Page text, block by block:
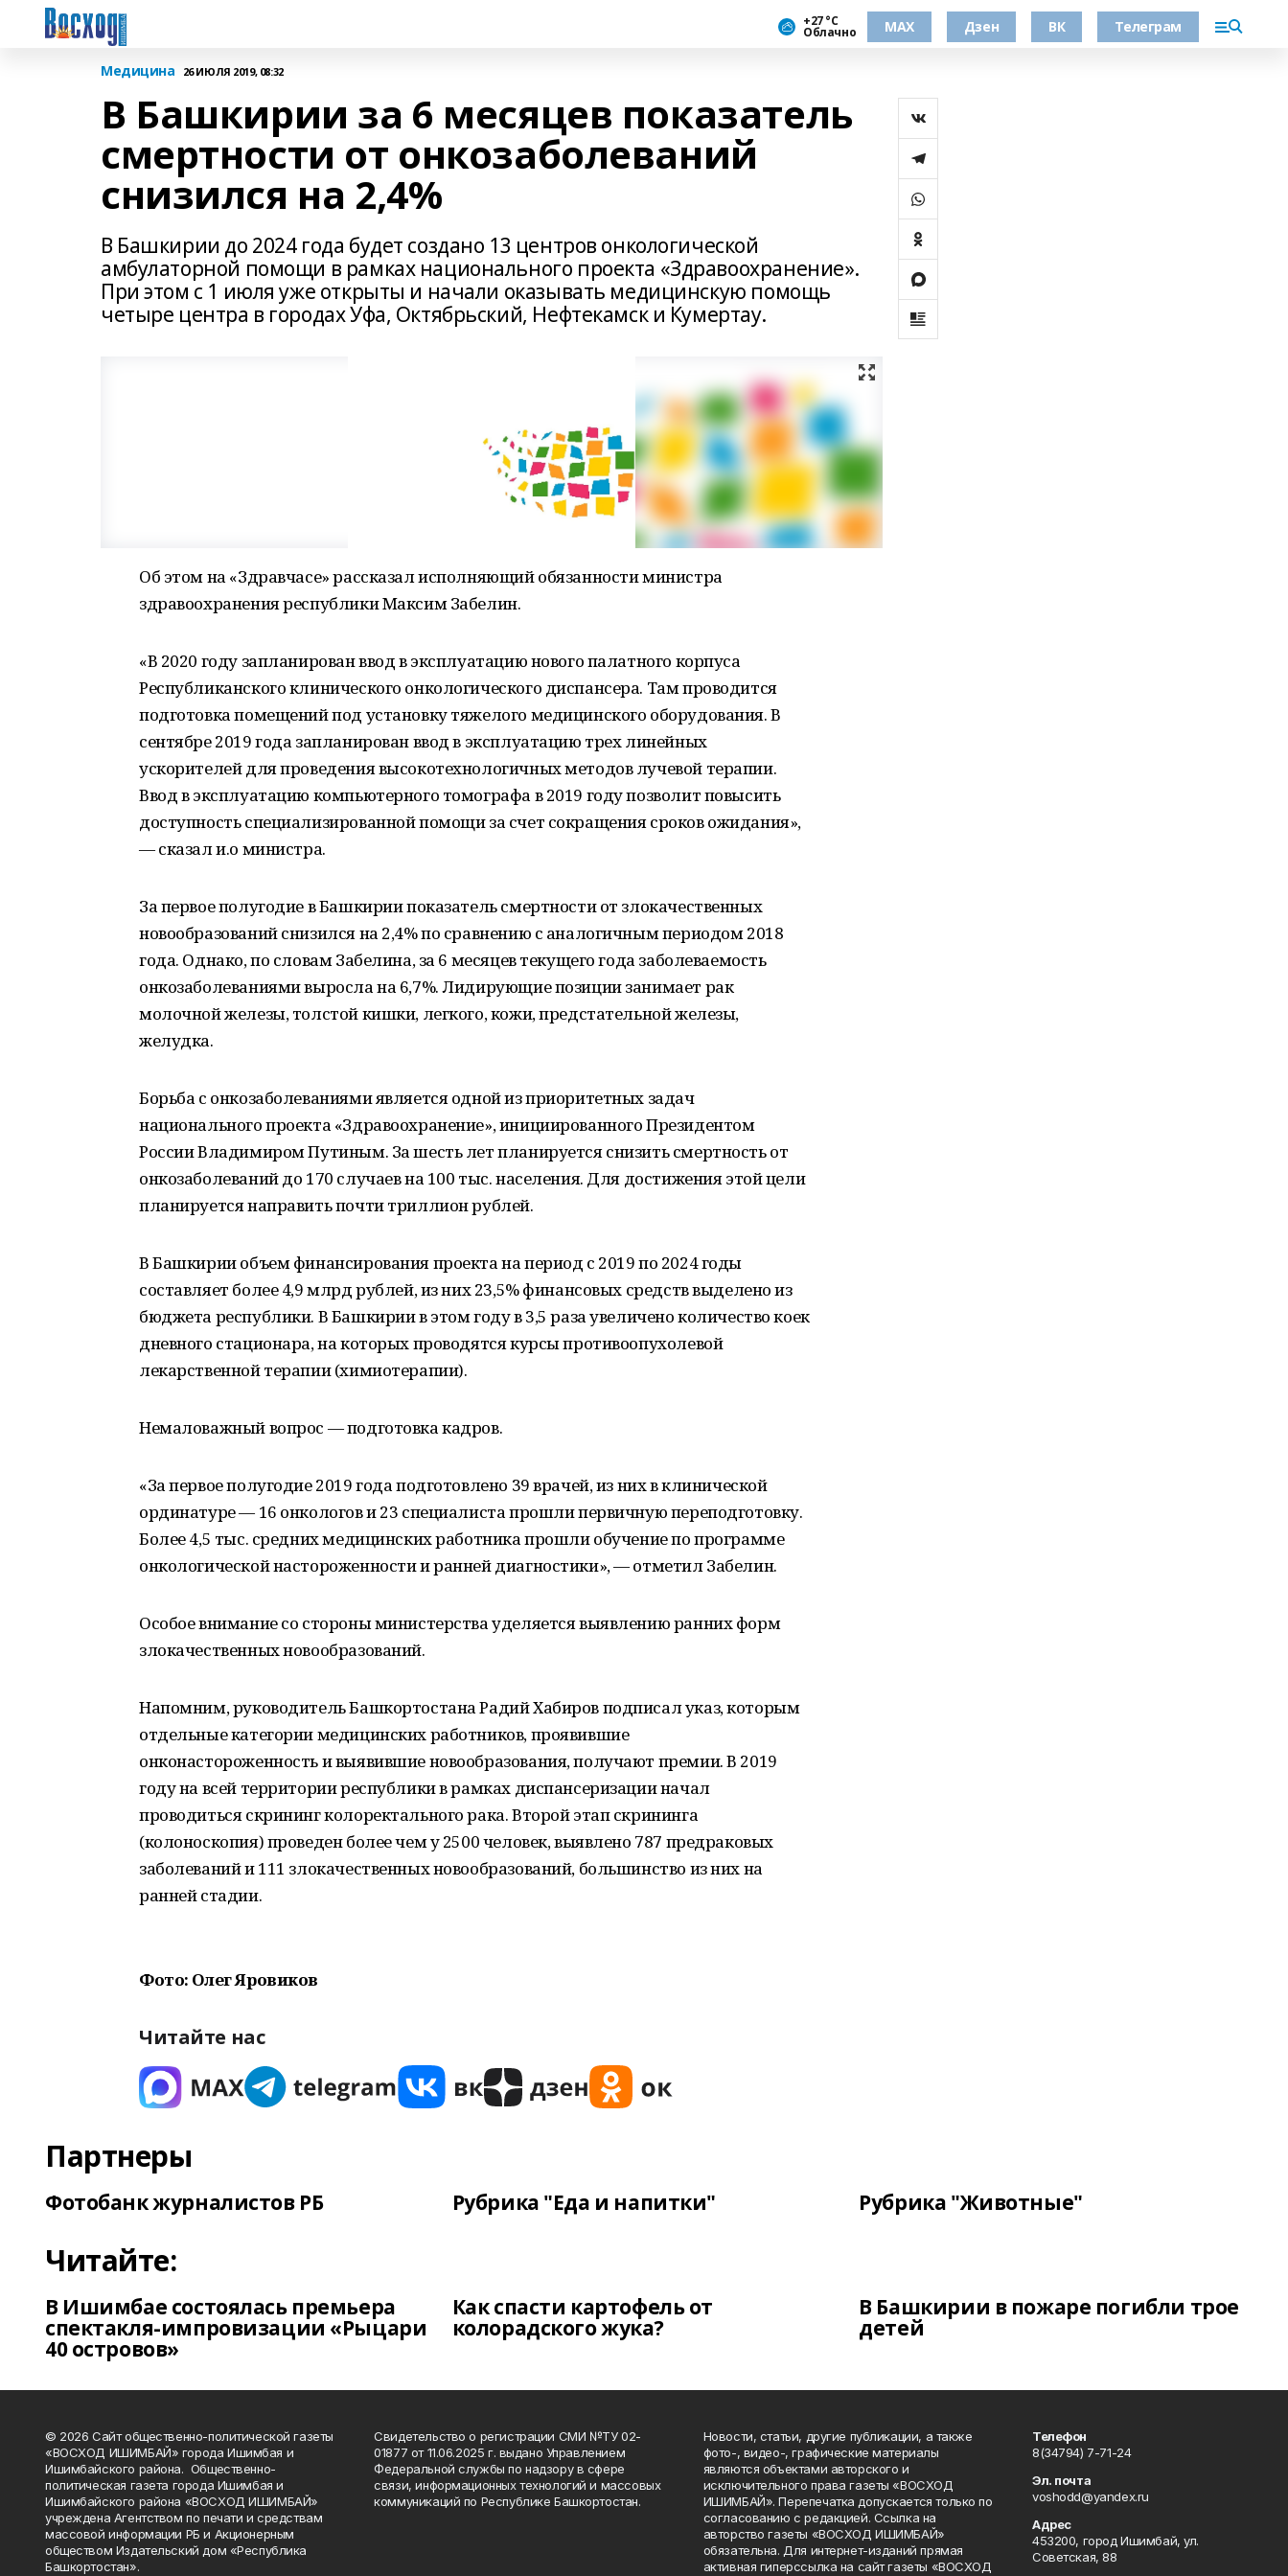
+27 °С
Облачно МАХ Дзен ВК Телеграм
Медицина 26 ИЮЛЯ 2019, 08:32
В Башкирии за 6 месяцев показатель
смертности от онкозаболеваний
снизился на 2,4%
В Башкирии до 2024 года будет создано 13 центров онкологической
амбулаторной помощи в рамках национального проекта «Здравоохранение».
При этом с 1 июля уже открыты и начали оказывать медицинскую помощь
четыре центра в городах Уфа, Октябрьский, Нефтекамск и Кумертау.
Об этом на «Здравчасе» рассказал исполняющий обязанности министра
здравоохранения республики Максим Забелин.
«В 2020 году запланирован ввод в эксплуатацию нового палатного корпуса
Республиканского клинического онкологического диспансера. Там проводится
подготовка помещений под установку тяжелого медицинского оборудования. В
сентябре 2019 года запланирован ввод в эксплуатацию трех линейных
ускорителей для проведения высокотехнологичных методов лучевой терапии.
Ввод в эксплуатацию компьютерного томографа в 2019 году позволит повысить
доступность специализированной помощи за счет сокращения сроков ожидания»,
— сказал и.о министра.
За первое полугодие в Башкирии показатель смертности от злокачественных
новообразований снизился на 2,4% по сравнению с аналогичным периодом 2018
года. Однако, по словам Забелина, за 6 месяцев текущего года заболеваемость
онкозаболеваниями выросла на 6,7%. Лидирующие позиции занимает рак
молочной железы, толстой кишки, легкого, кожи, предстательной железы,
желудка.
Борьба с онкозаболеваниями является одной из приоритетных задач
национального проекта «Здравоохранение», инициированного Президентом
России Владимиром Путиным. За шесть лет планируется снизить смертность от
онкозаболеваний до 170 случаев на 100 тыс. населения. Для достижения этой цели
планируется направить почти триллион рублей.
В Башкирии объем финансирования проекта на период с 2019 по 2024 годы
составляет более 4,9 млрд рублей, из них 23,5% финансовых средств выделено из
бюджета республики. В Башкирии в этом году в 3,5 раза увеличено количество коек
дневного стационара, на которых проводятся курсы противоопухолевой
лекарственной терапии (химиотерапии).
Немаловажный вопрос — подготовка кадров.
«За первое полугодие 2019 года подготовлено 39 врачей, из них в клинической
ординатуре — 16 онкологов и 23 специалиста прошли первичную переподготовку.
Более 4,5 тыс. средних медицинских работника прошли обучение по программе
онкологической настороженности и ранней диагностики», — отметил Забелин.
Особое внимание со стороны министерства уделяется выявлению ранних форм
злокачественных новообразований.
Напомним, руководитель Башкортостана Радий Хабиров подписал указ, которым
отдельные категории медицинских работников, проявившие
онконастороженность и выявившие новообразования, получают премии. В 2019
году на всей территории республики в рамках диспансеризации начал
проводиться скрининг колоректального рака. Второй этап скрининга
(колоноскопия) проведен более чем у 2500 человек, выявлено 787 предраковых
заболеваний и 111 злокачественных новообразований, большинство из них на
ранней стадии.
Фото: Олег Яровиков
Читайте нас
Партнеры
Фотобанк журналистов РБ Рубрика "Еда и напитки" Рубрика "Животные"
Читайте:
В Ишимбае состоялась премьера
спектакля-импровизации «Рыцари
40 островов»
Как спасти картофель от
колорадского жука?
В Башкирии в пожаре погибли трое
детей
© 2026 Сайт общественно-политической газеты
«ВОСХОД ИШИМБАЙ» города Ишимбая и
Ишимбайского района. Общественно-
политическая газета города Ишимбая и
Ишимбайского района «ВОСХОД ИШИМБАЙ»
учреждена Агентством по печати и средствам
массовой информации РБ и Акционерным
обществом Издательский дом «Республика
Башкортостан».
Свидетельство о регистрации СМИ №ТУ 02-
01877 от 11.06.2025 г. выдано Управлением
Федеральной службы по надзору в сфере
связи, информационных технологий и массовых
коммуникаций по Республике Башкортостан.
Новости, статьи, другие публикации, а также
фото-, видео-, графические материалы
являются объектами авторского и
исключительного права газеты «ВОСХОД
ИШИМБАЙ». Перепечатка допускается только по
согласованию с редакцией. Ссылка на
авторство газеты «ВОСХОД ИШИМБАЙ»
обязательна. Для интернет-изданий прямая
активная гиперссылка на сайт газеты «ВОСХОД
Телефон
8(34794) 7-71-24
Эл. почта
voshodd@yandex.ru
Адрес
453200, город Ишимбай, ул.
Советская, 88